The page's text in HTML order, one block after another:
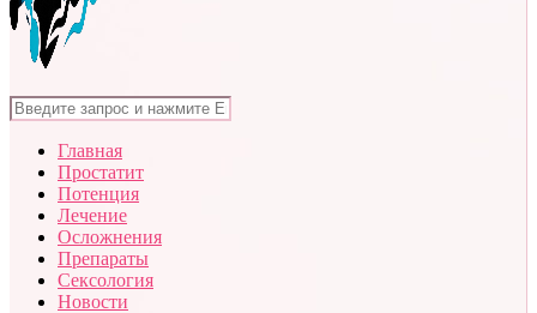
Главная
Простатит
Потенция
Лечение
Осложнения
Препараты
Сексология
Новости